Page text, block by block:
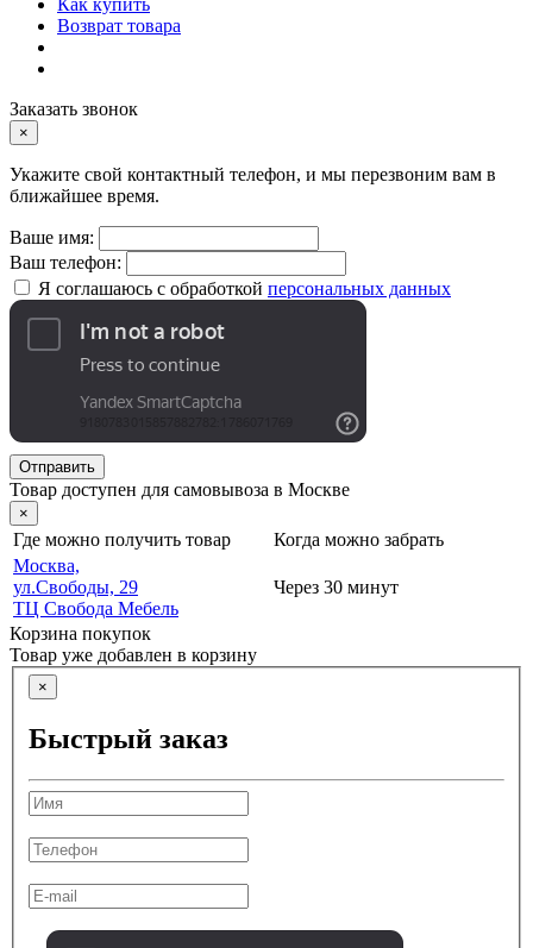
Возврат товара
Заказать звонок
×
Укажите свой контактный телефон, и мы перезвоним вам в
ближайшее время.
Ваше имя:
Ваш телефон:
Я соглашаюсь с обработкой персональных данных
Отправить
Товар доступен для самовывоза в Москве
×
Где можно получить товар
Когда можно забрать
Москва,
ул.Свободы, 29
ТЦ Свобода Мебель
Через 30 минут
Корзина покупок
Товар уже добавлен в корзину
×
Быстрый заказ